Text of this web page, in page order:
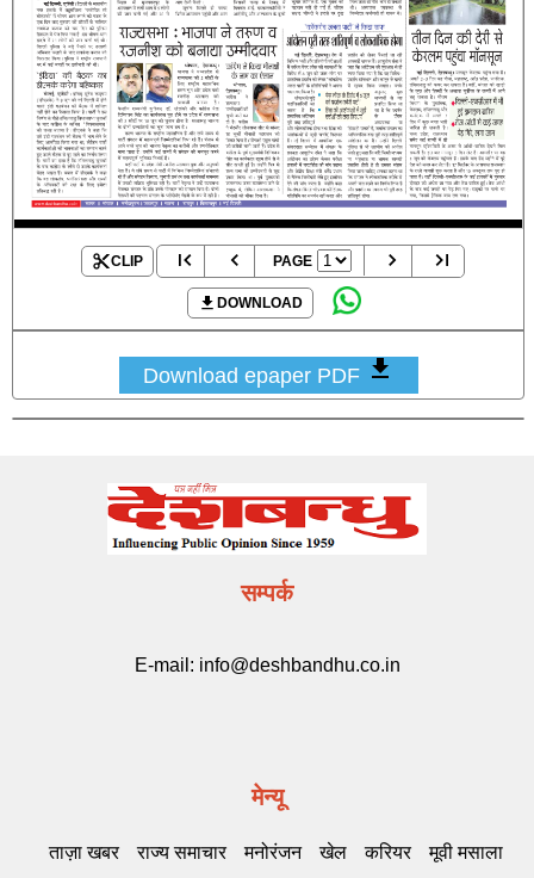
CLIP PAGE
DOWNLOAD
Download epaper PDF
सम्पर्क
E-mail: info@deshbandhu.co.in
मेन्यू
ताज़ा खबर राज्य समाचार मनोरंजन खेल करियर मूवी मसाला